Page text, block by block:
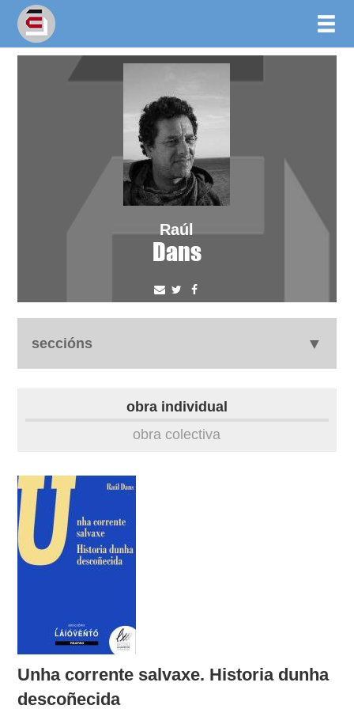
Raúl
Dans
seccións
outros docs
obra individual
obra colectiva
Unha corrente salvaxe. Historia dunha
descoñecida